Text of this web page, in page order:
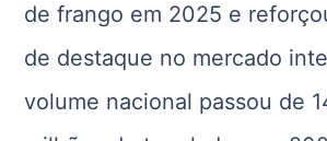
de frango em 2025 e
de destaque no mercado
volume nacional passou de